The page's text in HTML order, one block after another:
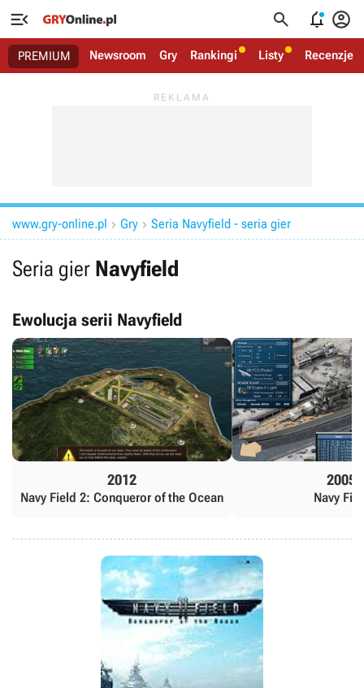
   
PREMIUM Newsroom Gry Rankingi Listy Recenzje
www.gry-online.pl  Gry  Seria Navyfield - seria gier
Seria gier Navyfield
Ewolucja serii Navyfield
2012
Navy Field 2: Conqueror of the Ocean
2005
Navy